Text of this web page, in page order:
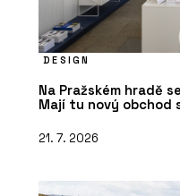
DESIGN
Na Pražském hradě
Mají tu nový obchod
21. 7. 2026